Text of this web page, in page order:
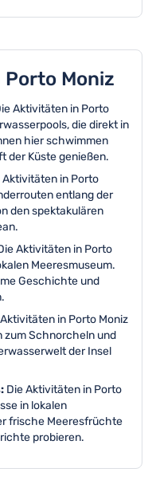
Moniz
Aktivitäten in Porto
die direkt in
hier schwimmen
der Küste genießen.
Aktivitäten in Porto
entlang der
den spektakulären
Aktivitäten in Porto
Meeresmuseum.
Geschichte und
in Porto Moniz
zum Schnorcheln und
der Insel
Die Aktivitäten in Porto
in lokalen
frische Meeresfrüchte
probieren.